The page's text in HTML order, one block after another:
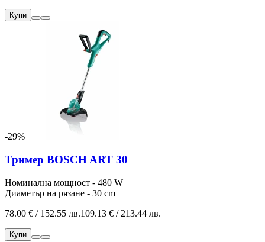
Купи
-29%
Тример BOSCH ART 30
Номинална мощност - 480 W
Диаметър на рязане - 30 cm
78.00 € / 152.55 лв.109.13 € / 213.44 лв.
Купи